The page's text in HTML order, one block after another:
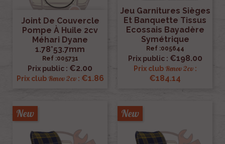
Joint De Couvercle
Pompe À Huile 2cv
Méhari Dyane
1.78*53.7mm
Ref :005731
Prix public : €2.00
Prix club Renov 2cv: €1.86
Jeu Garnitures Sièges
Et Banquette Tissus
Ecossais Bayadère
Symétrique
Ref :005644
Prix public : €198.00
Prix club Renov 2cv:
€184.14
New New